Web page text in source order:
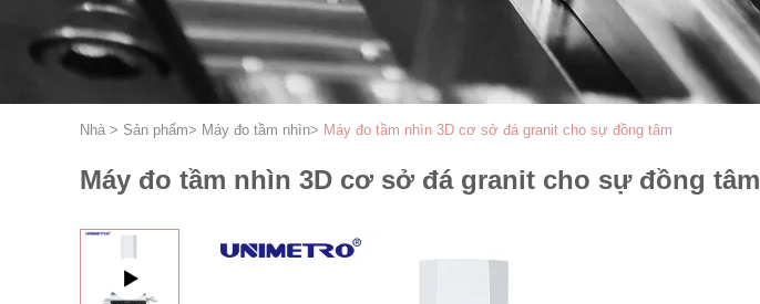
Nhà > Sản phẩm> Máy đo tầm nhìn> Máy đo tầm nhìn 3D cơ sở đá granit cho sự đồng tâm
Máy đo tầm nhìn 3D cơ sở đá granit cho sự đồng tâm